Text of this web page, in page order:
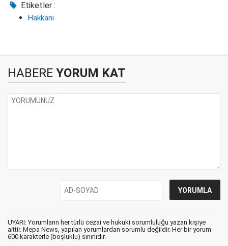
Etiketler :
Hakkani
HABERE YORUM KAT
UYARI: Yorumların her türlü cezai ve hukuki sorumluluğu yazan kişiye
aittir. Mepa News, yapılan yorumlardan sorumlu değildir. Her bir yorum
600 karakterle (boşluklu) sınırlıdır.